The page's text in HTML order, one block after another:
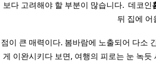
보다 고려해야 할 부분이 많습니다. ​ 데코인
뒤 집에
점이 큰 매력이다. ​봄바람에 노출되어 다소
게 이완시키다 보면, 여행의 피로는 눈 녹